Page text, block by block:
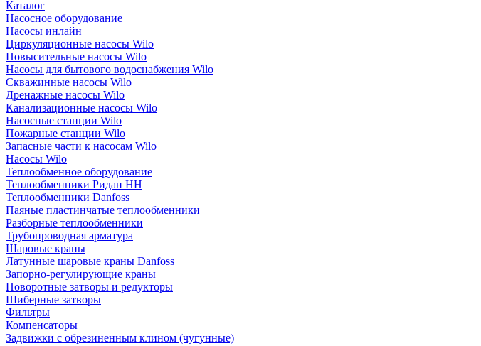
Каталог
Насосное оборудование
Насосы инлайн
Циркуляционные насосы Wilo
Повысительные насосы Wilo
Насосы для бытового водоснабжения Wilo
Скважинные насосы Wilo
Дренажные насосы Wilo
Канализационные насосы Wilo
Насосные станции Wilo
Пожарные станции Wilo
Запасные части к насосам Wilo
Насосы Wilo
Теплообменное оборудование
Теплообменники Ридан НН
Теплообменники Danfoss
Паяные пластинчатые теплообменники
Разборные теплообменники
Трубопроводная арматура
Шаровые краны
Латунные шаровые краны Danfoss
Запорно-регулирующие краны
Поворотные затворы и редукторы
Шиберные затворы
Фильтры
Компенсаторы
Задвижки с обрезиненным клином (чугунные)